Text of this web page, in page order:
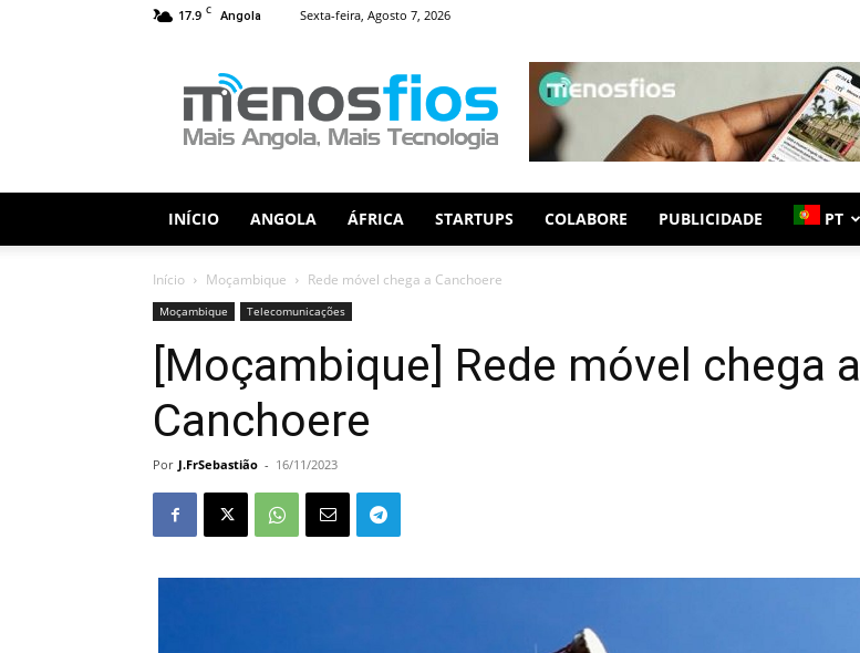
17.9 C Angola Sexta-feira, Agosto 7, 2026
Fios
INÍCIO ANGOLA ÁFRICA STARTUPS COLABORE PUBLICIDADE PT
Início Moçambique Rede móvel chega a Canchoere
Moçambique Telecomunicações
[Moçambique] Rede móvel chega a
Canchoere
Por J.FrSebastião - 16/11/2023